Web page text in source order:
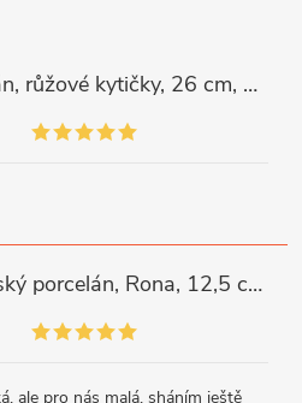
Mísa válcová, porcelán, růžové kytičky, 26 cm, G. Benedikt
Miska na kompot, český porcelán, Rona, 12,5 cm, bílý, G. Benedikt
ale pro nás malá, sháním ještě